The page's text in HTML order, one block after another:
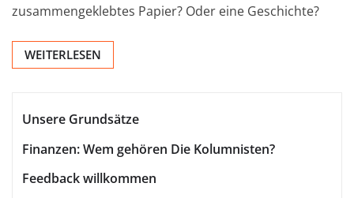
zusammengeklebtes Papier? Oder eine Geschichte?
WEITERLESEN
Unsere Grundsätze
Finanzen: Wem gehören Die Kolumnisten?
Feedback willkommen